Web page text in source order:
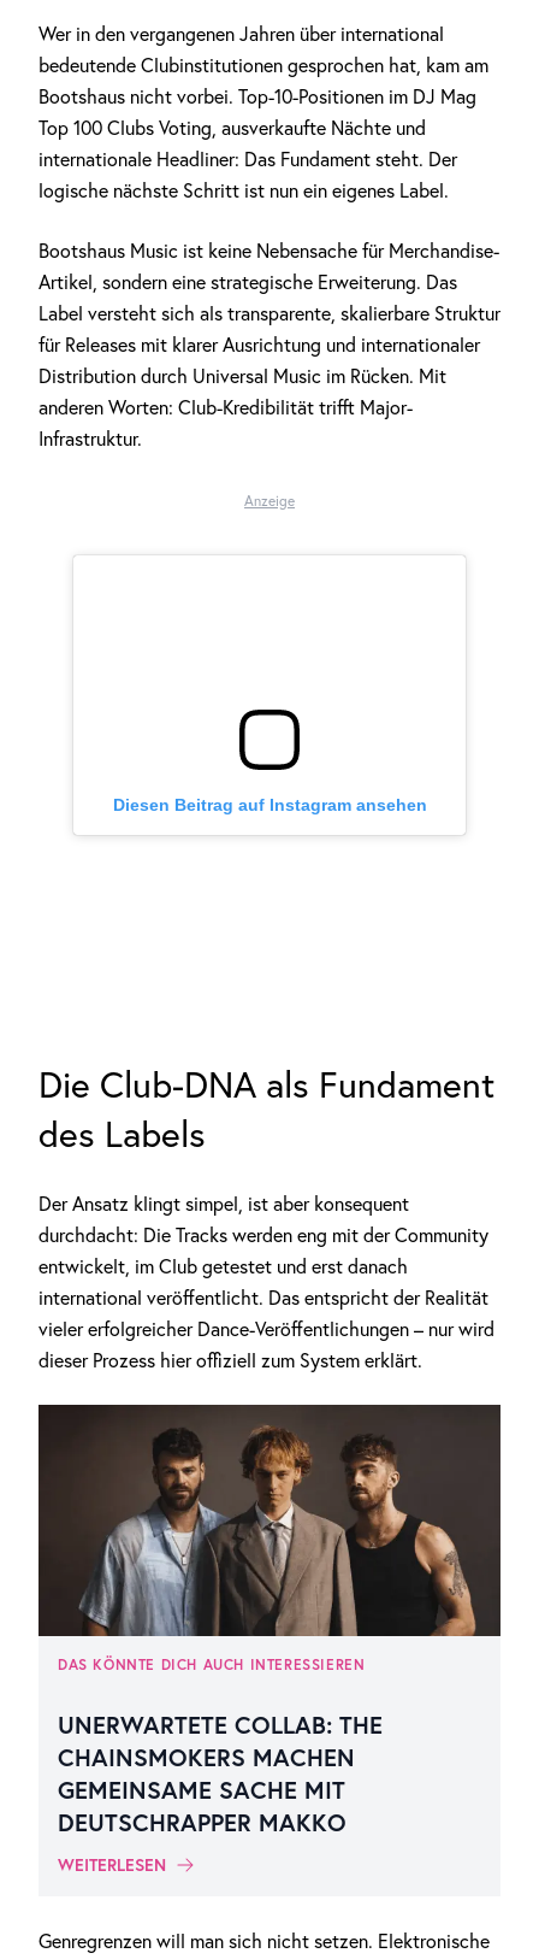
Wer in den vergangenen Jahren über international
bedeutende Clubinstitutionen gesprochen hat, kam am
Bootshaus nicht vorbei. Top-10-Positionen im DJ Mag
Top 100 Clubs Voting, ausverkaufte Nächte und
internationale Headliner: Das Fundament steht. Der
logische nächste Schritt ist nun ein eigenes Label.
Bootshaus Music ist keine Nebensache für Merchandise-
Artikel, sondern eine strategische Erweiterung. Das
Label versteht sich als transparente, skalierbare Struktur
für Releases mit klarer Ausrichtung und internationaler
Distribution durch Universal Music im Rücken. Mit
anderen Worten: Club-Kredibilität trifft Major-
Infrastruktur.
Anzeige
Diesen Beitrag auf Instagram ansehen
Die Club-DNA als Fundament
des Labels
Der Ansatz klingt simpel, ist aber konsequent
durchdacht: Die Tracks werden eng mit der Community
entwickelt, im Club getestet und erst danach
international veröffentlicht. Das entspricht der Realität
vieler erfolgreicher Dance-Veröffentlichungen – nur wird
dieser Prozess hier offiziell zum System erklärt.
DAS KÖNNTE DICH AUCH INTERESSIEREN
UNERWARTETE COLLAB: THE
CHAINSMOKERS MACHEN
GEMEINSAME SACHE MIT
DEUTSCHRAPPER MAKKO
WEITERLESEN
Genregrenzen will man sich nicht setzen. Elektronische